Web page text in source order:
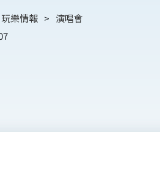
玩樂情報
演唱會